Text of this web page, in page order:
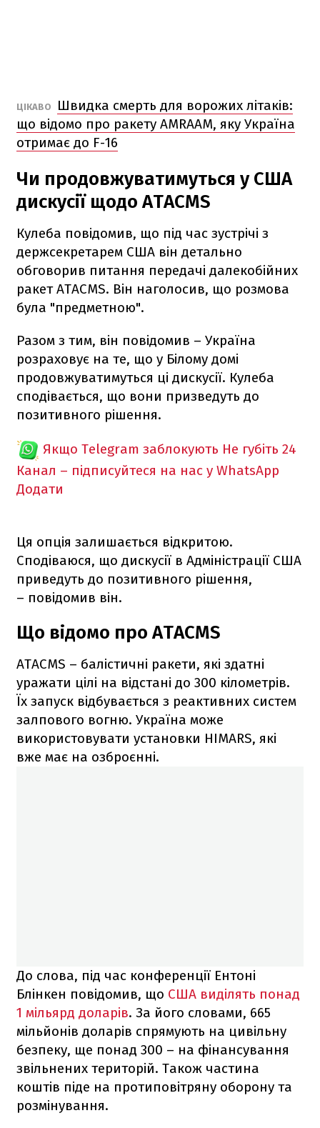
ЦІКАВО
Швидка смерть для ворожих літаків:
що відомо про ракету AMRAAM, яку Україна
отримає до F-16
Чи продовжуватимуться у США
дискусії щодо ATACMS
Кулеба повідомив, що під час зустрічі з
держсекретарем США він детально
обговорив питання передачі далекобійних
ракет ATACMS. Він наголосив, що розмова
була "предметною".
Разом з тим, він повідомив – Україна
розраховує на те, що у Білому домі
продовжуватимуться ці дискусії. Кулеба
сподівається, що вони призведуть до
позитивного рішення.
Якщо Telegram заблокують Не губіть 24
Канал – підписуйтеся на нас у WhatsApp
Додати
Ця опція залишається відкритою.
Сподіваюся, що дискусії в Адміністрації США
приведуть до позитивного рішення,
– повідомив він.
Що відомо про ATACMS
ATACMS – балістичні ракети, які здатні
уражати цілі на відстані до 300 кілометрів.
Їх запуск відбувається з реактивних систем
залпового вогню. Україна може
використовувати установки HIMARS, які
вже має на озброєнні.
До слова, під час конференції Ентоні
Блінкен повідомив, що США виділять понад
1 мільярд доларів. За його словами, 665
мільйонів доларів спрямують на цивільну
безпеку, ще понад 300 – на фінансування
звільнених територій. Також частина
коштів піде на протиповітряну оборону та
розмінування.